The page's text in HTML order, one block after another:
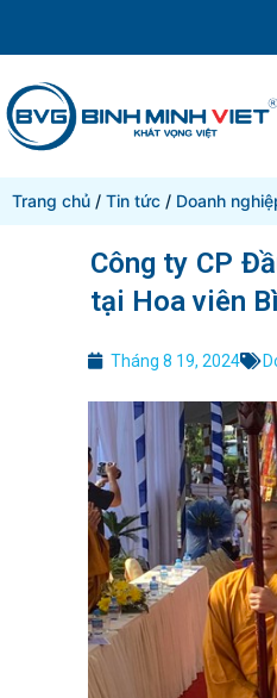
Trang chủ / Tin tức / Doanh
Công ty CP
tại Hoa viên
Tháng 8 19, 2024